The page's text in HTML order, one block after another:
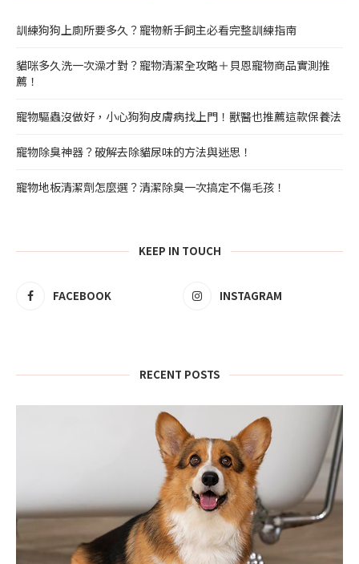
訓練狗狗上廁所要多久？寵物新手飼主必看完整訓練指南
貓咪多久洗一次澡才對？寵物清潔全攻略＋貝恩寵物商品實測推
薦！
寵物驅蟲沒做好，小心狗狗皮膚病找上門！獸醫也推薦這款保養法
寵物除臭神器？破解去除貓尿味的方法與迷思！
寵物地板清潔劑怎麼選？清潔除臭一次搞定不傷毛孩！
KEEP IN TOUCH
FACEBOOK INSTAGRAM
RECENT POSTS